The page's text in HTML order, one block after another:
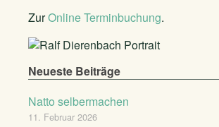
ZurOnline Terminbuchung.
Neueste Beiträge
Natto selbermachen
11. Februar 2026